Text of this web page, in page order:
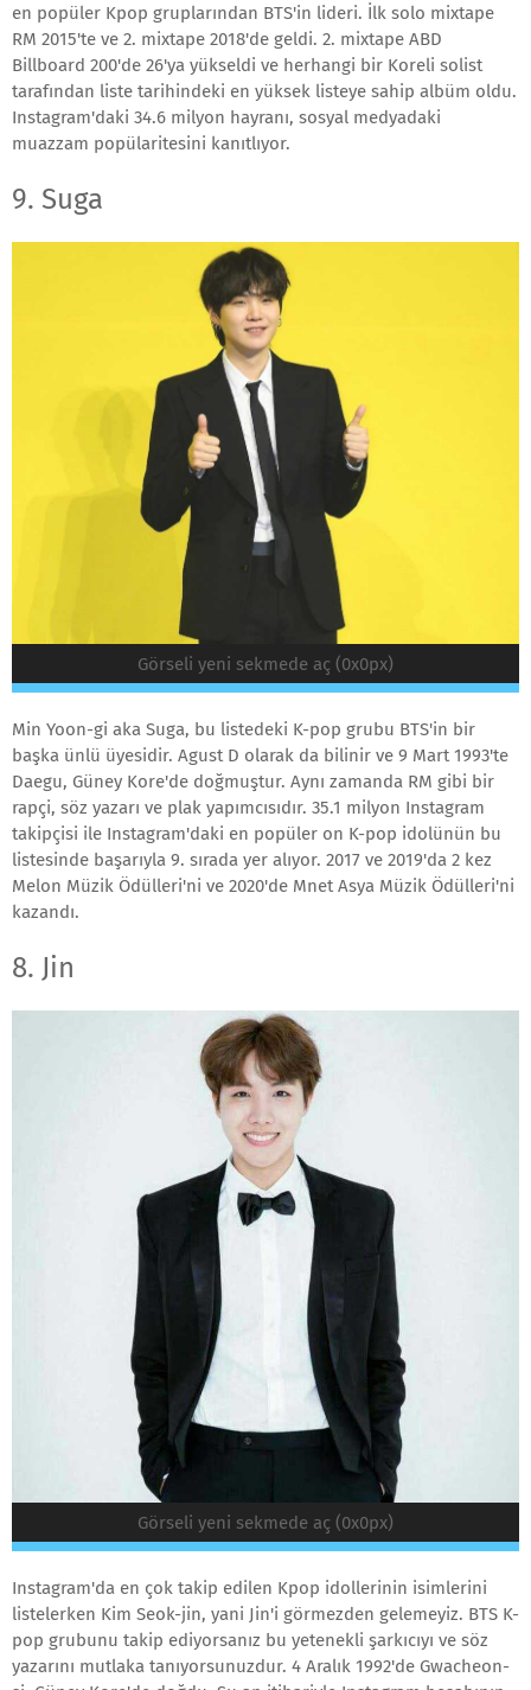
en popüler Kpop gruplarından BTS'in lideri. İlk solo mixtape
RM 2015'te ve 2. mixtape 2018'de geldi. 2. mixtape ABD
Billboard 200'de 26'ya yükseldi ve herhangi bir Koreli solist
tarafından liste tarihindeki en yüksek listeye sahip albüm oldu.
Instagram'daki 34.6 milyon hayranı, sosyal medyadaki
muazzam popülaritesini kanıtlıyor.
9. Suga
Görseli yeni sekmede aç (0x0px)
Min Yoon-gi aka Suga, bu listedeki K-pop grubu BTS'in bir
başka ünlü üyesidir. Agust D olarak da bilinir ve 9 Mart 1993'te
Daegu, Güney Kore'de doğmuştur. Aynı zamanda RM gibi bir
rapçi, söz yazarı ve plak yapımcısıdır. 35.1 milyon Instagram
takipçisi ile Instagram'daki en popüler on K-pop idolünün bu
listesinde başarıyla 9. sırada yer alıyor. 2017 ve 2019'da 2 kez
Melon Müzik Ödülleri'ni ve 2020'de Mnet Asya Müzik Ödülleri'ni
kazandı.
8. Jin
Görseli yeni sekmede aç (0x0px)
Instagram'da en çok takip edilen Kpop idollerinin isimlerini
listelerken Kim Seok-jin, yani Jin'i görmezden gelemeyiz. BTS K-
pop grubunu takip ediyorsanız bu yetenekli şarkıcıyı ve söz
yazarını mutlaka tanıyorsunuzdur. 4 Aralık 1992'de Gwacheon-